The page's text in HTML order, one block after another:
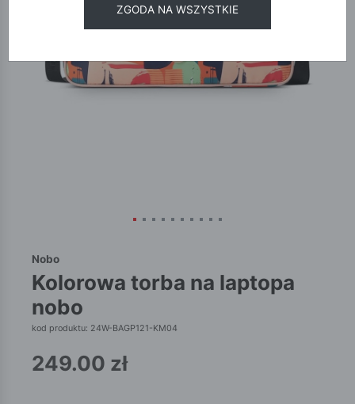
Nobo
kolorowa torba na laptopa
nobo
kod produktu: 24W-BAGP121-KM04
249.00 zł
ZGODA NA WSZYSTKIE